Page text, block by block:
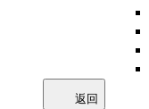
返回